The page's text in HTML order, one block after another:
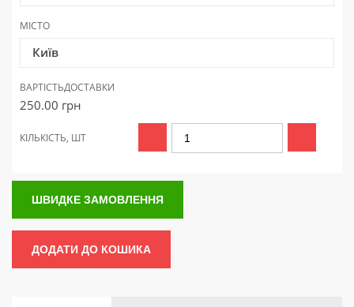
МІСТО
Київ
ВАРТІСТЬДОСТАВКИ
250.00 грн
КІЛЬКІСТЬ, ШТ
ШВИДКЕ ЗАМОВЛЕННЯ
ДОДАТИ ДО КОШИКА